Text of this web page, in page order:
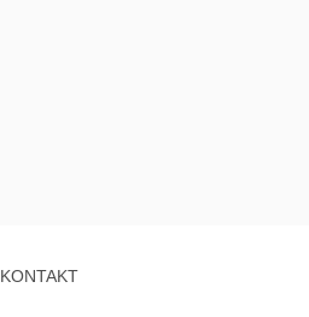
KONTAKT